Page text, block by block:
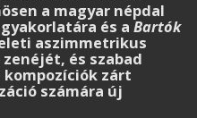
a magyar népdal
és a Bartók
aszimmet­rikus
és szabad
zárt
számára új